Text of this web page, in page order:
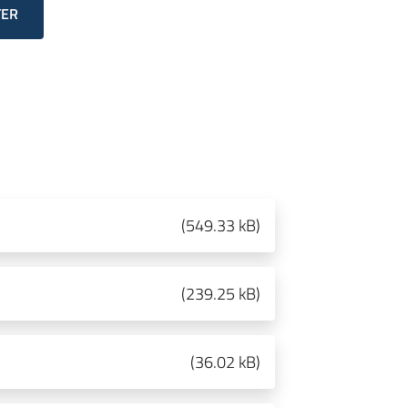
(549.33 kB)
(239.25 kB)
(36.02 kB)